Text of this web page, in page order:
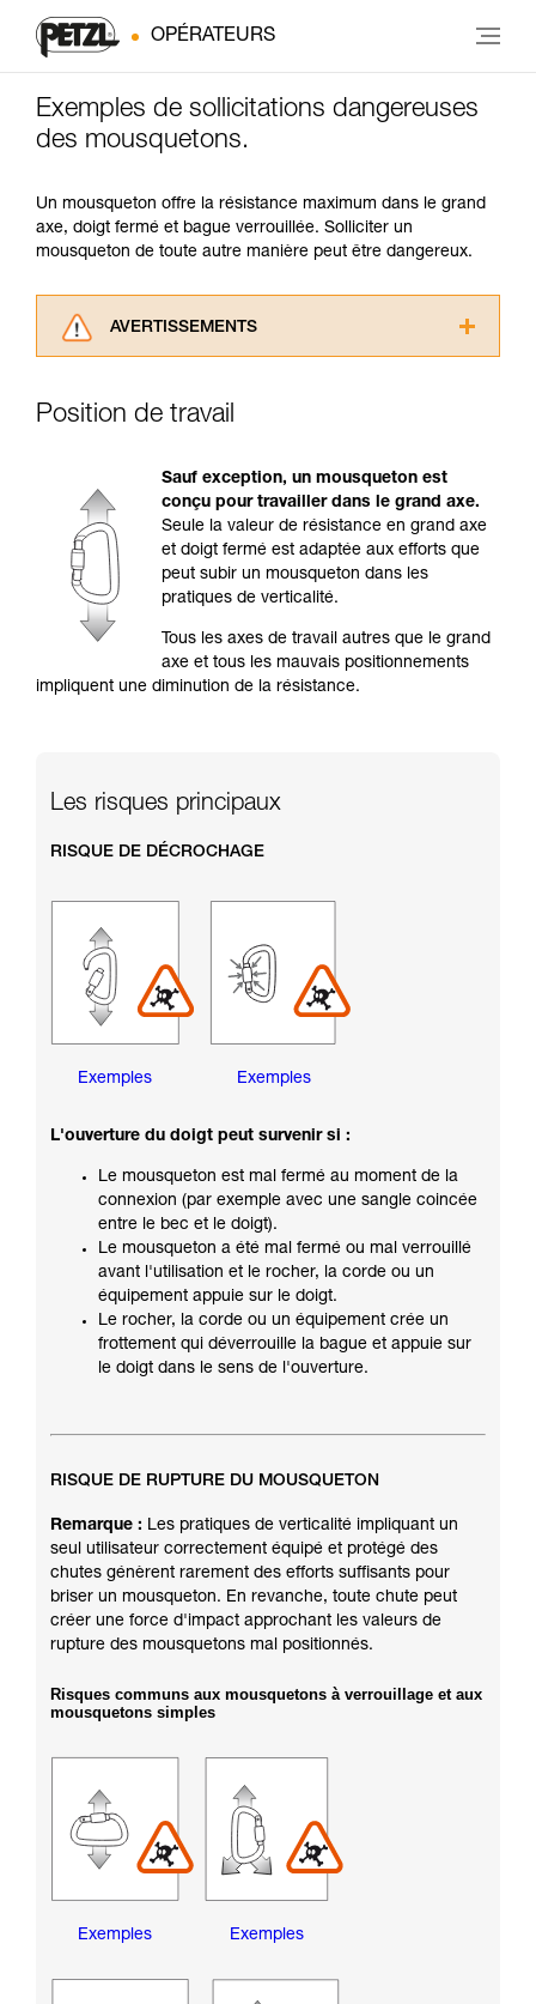
OPÉRATEURS
Exemples de sollicitations dangereuses
des mousquetons.
Un mousqueton offre la résistance maximum dans le grand
axe, doigt fermé et bague verrouillée. Solliciter un
mousqueton de toute autre manière peut être dangereux.
AVERTISSEMENTS
consulter. Vous devez avoir compris les
pouvoir comprendre ce complément
Maîtriser ces techniques nécessite une
formation et un entraînement spécifique. Validez
avec un professionnel votre capacité à refaire
la manipulation, seul, en toute sécurité, avant
de la reproduire en autonomie.
Nous donnons des exemples de techniques
liées à votre activité. Il peut en exister d’autres
que nous ne décrivons pas ici.
Position de travail
Sauf exception, un mousqueton est
conçu pour travailler dans le grand axe.
Seule la valeur de résistance en grand axe
et doigt fermé est adaptée aux efforts que
peut subir un mousqueton dans les
pratiques de verticalité.
Tous les axes de travail autres que le grand
axe et tous les mauvais positionnements
impliquent une diminution de la résistance.
Les risques principaux
RISQUE DE DÉCROCHAGE
Exemples Exemples
L'ouverture du doigt peut survenir si :
Le mousqueton est mal fermé au moment de la
connexion (par exemple avec une sangle coincée
entre le bec et le doigt).
Le mousqueton a été mal fermé ou mal verrouillé
avant l'utilisation et le rocher, la corde ou un
équipement appuie sur le doigt.
Le rocher, la corde ou un équipement crée un
frottement qui déverrouille la bague et appuie sur
le doigt dans le sens de l'ouverture.
RISQUE DE RUPTURE DU MOUSQUETON
Remarque : Les pratiques de verticalité impliquant un
seul utilisateur correctement équipé et protégé des
chutes génèrent rarement des efforts suffisants pour
briser un mousqueton. En revanche, toute chute peut
créer une force d'impact approchant les valeurs de
rupture des mousquetons mal positionnés.
Risques communs aux mousquetons à verrouillage et aux
mousquetons simples
Exemples Exemples